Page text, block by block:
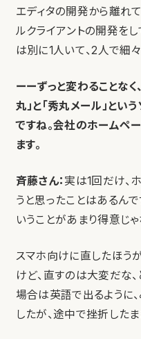
エディタの開発から離れて
ルクライアントの開発を
は別に1人いて、2人で細
ーーずっと変わることな
丸」と「秀丸メール」とい
ですね。会社のホームペ
ます。
斉藤さん： 実は1回だけ、
うと思ったことはあるん
いうことがあまり得意じ
スマホ向けに直したほう
けど、直すのは大変だな
場合は英語で出るように
したが、途中で挫折したま